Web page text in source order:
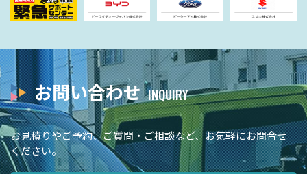
お問い合わせ
お見積りやご予約、ご質問・ご相談など、お気軽にお問合せ
ください。